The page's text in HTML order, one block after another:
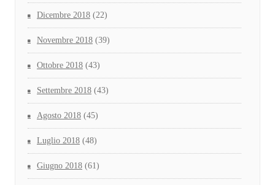
Dicembre 2018 (22)
Novembre 2018 (39)
Ottobre 2018 (43)
Settembre 2018 (43)
Agosto 2018 (45)
Luglio 2018 (48)
Giugno 2018 (61)